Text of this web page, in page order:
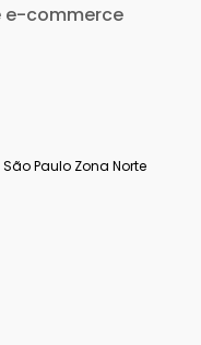
e-commerce
São Paulo Zona Norte